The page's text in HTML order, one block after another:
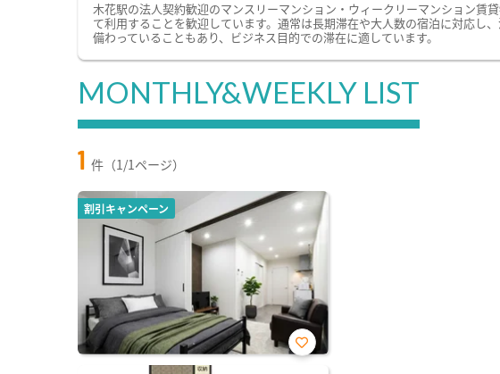
木花駅の法人契約歓迎のマンスリーマンション・ウィークリーマンション賃
て利用することを歓迎しています。通常は長期滞在や大人数の宿泊に対応し
備わっていることもあり、ビジネス目的での滞在に適しています。
MONTHLY&WEEKLY LIST
1 件（1/1ページ）
割引キャンペーン
お気